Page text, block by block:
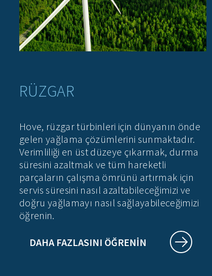
RÜZGAR
Hove, rüzgar türbinleri için dünyanın önde
gelen yağlama çözümlerini sunmaktadır.
Verimliliği en üst düzeye çıkarmak, durma
süresini azaltmak ve tüm hareketli
parçaların çalışma ömrünü artırmak için
servis süresini nasıl azaltabileceğimizi ve
doğru yağlamayı nasıl sağlayabileceğimizi
öğrenin.
DAHA FAZLASINI ÖĞRENIN